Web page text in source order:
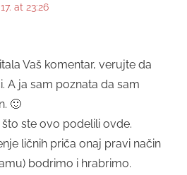
at 23:26
Vaš komentar, verujte da
A ja sam poznata da sam
🙂
ste ovo podelili ovde.
ličnih priča onaj pravi način
bodrimo i hrabrimo.